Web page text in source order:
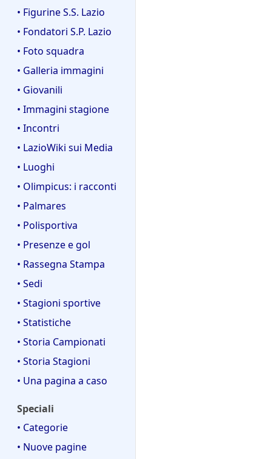
• Figurine S.S. Lazio
• Fondatori S.P. Lazio
• Foto squadra
• Galleria immagini
• Giovanili
• Immagini stagione
• Incontri
• LazioWiki sui Media
• Luoghi
• Olimpicus: i racconti
• Palmares
• Polisportiva
• Presenze e gol
• Rassegna Stampa
• Sedi
• Stagioni sportive
• Statistiche
• Storia Campionati
• Storia Stagioni
• Una pagina a caso
Speciali
• Categorie
• Nuove pagine